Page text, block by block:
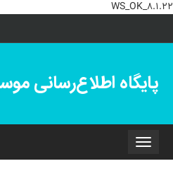
WS_OK_8.1.22
پایگاه اطلاع‌رسانی
Toggle
navigation